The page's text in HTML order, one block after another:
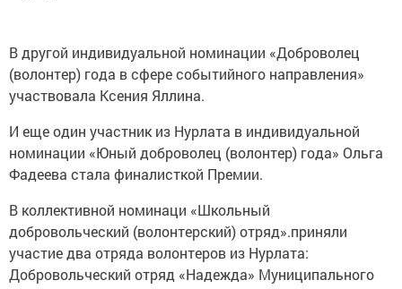
В другой индивидуальной номинации «Доброволец
(волонтер) года в сфере событийного направления»
участвовала Ксения Яллина.
И еще один участник из Нурлата в индивидуальной
номинации «Юный доброволец (волонтер) года» Ольга
Фадеева стала финалисткой Премии.
В коллективной номинаци «Школьный
добровольческий (волонтерский) отряд».приняли
участие два отряда волонтеров из Нурлата:
Добровольческий отряд «Надежда» Муниципального